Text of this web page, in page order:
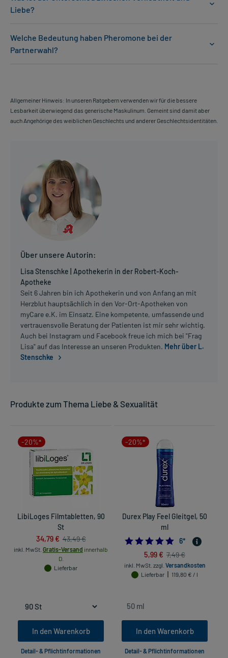
Liebe?
Welche Bedeutung haben Pheromone bei der
Partnerwahl?
Allgemeiner Hinweis: In unseren Ratgebern verwenden wir für die bessere
Lesbarkeit überwiegend das generische Maskulinum. Gemeint sind damit aber
auch Angehörige des weiblichen Geschlechts und anderer Geschlechtsidentitäten.
Über unsere Autorin:
Lisa Stenschke | Apothekerin in der Robert-Koch-
Apotheke
Seit 6 Jahren bin ich Apothekerin und von Anfang an mit
Herzblut hauptsächlich in den Vor-Ort-Apotheken von
myCare e.K. im Einsatz. Eine kompetente, umfassende und
vertrauensvolle Beratung der Patienten ist mir sehr wichtig.
Auch bei Instagram und Facebook freue ich mich bei "Frag
Lisa" auf das Interesse an unseren Produkten. Mehr über L.
Stenschke
Produkte zum Thema Liebe & Sexualität
-20%*
LibiLoges Filmtabletten, 90
St
34,79 € 43,49 €
inkl. MwSt. Gratis-Versand innerhalb
D.
Lieferbar
In den Warenkorb
Detail- & Pflichtinformationen
-20%*
Durex Play Feel Gleitgel, 50
ml
6*
5,99 € 7,49 €
inkl. MwSt. zzgl. Versandkosten
Lieferbar
119,80 € / l
In den Warenkorb
Detail- & Pflichtinformationen